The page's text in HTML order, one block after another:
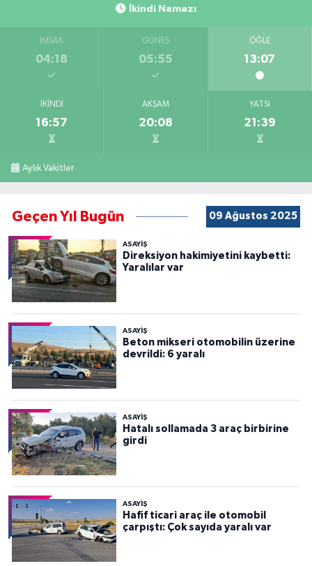
İkindi Namazı
İMSAK
04:18
GÜNEŞ
05:55
ÖĞLE
13:07
İKINDI
16:57
AKŞAM
20:08
YATSI
21:39
Aylık Vakitler
Geçen Yıl Bugün 09 Ağustos 2025
ASAYİŞ
Direksiyon hakimiyetini kaybetti:
Yaralılar var
ASAYİŞ
Beton mikseri otomobilin üzerine
devrildi: 6 yaralı
ASAYİŞ
Hatalı sollamada 3 araç birbirine
girdi
ASAYİŞ
Hafif ticari araç ile otomobil
çarpıştı: Çok sayıda yaralı var